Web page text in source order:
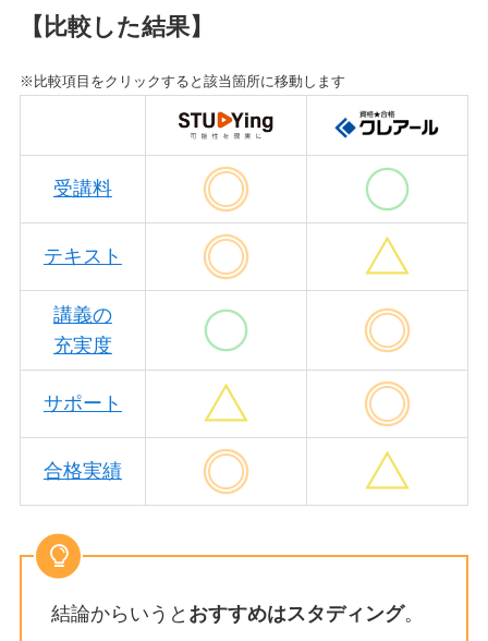
【比較した結果】
※比較項目をクリックすると該当箇所に移動します
受講料
テキスト
講義の
充実度
サポート
合格実績
結論からいうと おすすめはスタディング。